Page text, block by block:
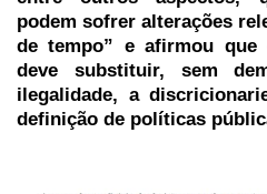
podem sofrer alterações
de tempo” e afirmou
deve substituir, sem
ilegalidade, a
definição de políticas